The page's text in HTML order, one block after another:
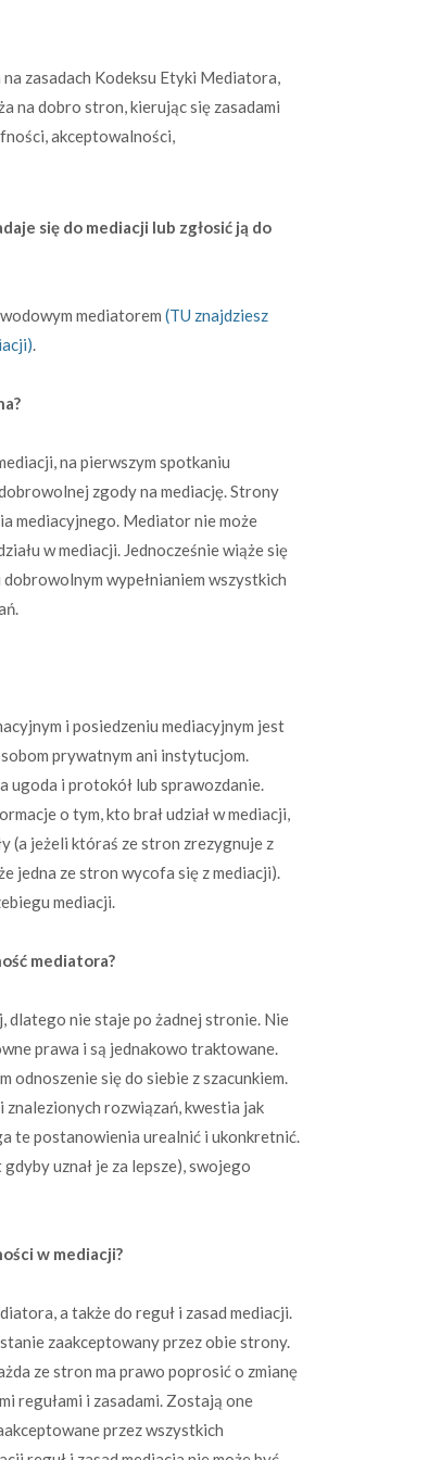
zasadach Kodeksu Etyki Mediatora,
na dobro stron, kierując się zasadami
akceptowalności,
się do mediacji lub zgłosić ją do
mediatorem (TU znajdziesz
.
na pierwszym spotkaniu
zgody na mediację. Strony
mediacyjnego. Mediator nie może
w mediacji. Jednocześnie wiąże się
wypełnianiem wszystkich
i posiedzeniu mediacyjnym jest
prywatnym ani instytucjom.
ugoda i protokół lub sprawozdanie.
o tym, kto brał udział w mediacji,
(a jeżeli któraś ze stron zrezygnuje z
jedna ze stron wycofa się z mediacji).
mediacji.
mediatora?
nie staje po żadnej stronie. Nie
prawa i są jednakowo traktowane.
odnoszenie się do siebie z szacunkiem.
rozwiązań, kwestia jak
te postanowienia urealnić i ukonkretnić.
uznał je za lepsze), swojego
w mediacji?
a także do reguł i zasad mediacji.
zaakceptowany przez obie strony.
ze stron ma prawo poprosić o zmianę
regułami i zasadami. Zostają one
przez wszystkich